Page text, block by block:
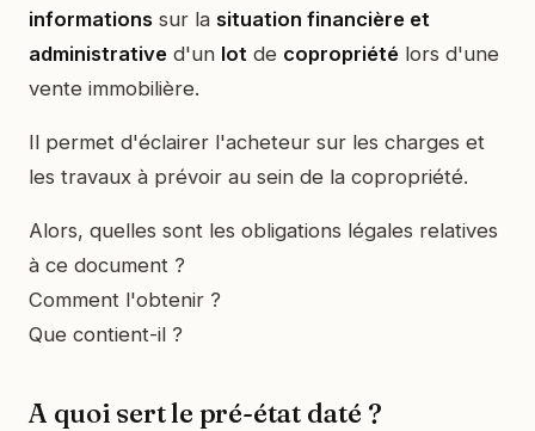
informations sur la situation financière et
administrative d'un lot de copropriété lors d'une
vente immobilière.
Il permet d'éclairer l'acheteur sur les charges et
les travaux à prévoir au sein de la copropriété.
Alors, quelles sont les obligations légales relatives
à ce document ?
Comment l'obtenir ?
Que contient-il ?
A quoi sert le pré-état daté ?